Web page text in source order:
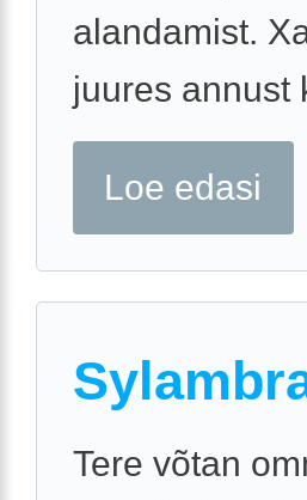
alandamist.
juures annust
Loe edasi
Tere võtan